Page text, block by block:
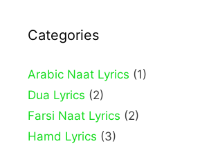
Categories
Arabic Naat Lyrics (1)
Dua Lyrics (2)
Farsi Naat Lyrics (2)
Hamd Lyrics (3)